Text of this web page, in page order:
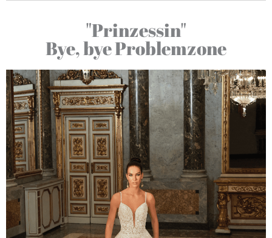
"Prinzessin"
Bye, bye Problemzone